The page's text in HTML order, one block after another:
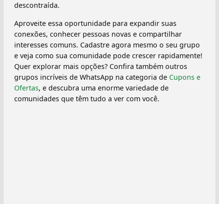
descontraída.
Aproveite essa oportunidade para expandir suas
conexões, conhecer pessoas novas e compartilhar
interesses comuns. Cadastre agora mesmo o seu grupo
e veja como sua comunidade pode crescer rapidamente!
Quer explorar mais opções? Confira também outros
grupos incríveis de WhatsApp na categoria de Cupons e
Ofertas, e descubra uma enorme variedade de
comunidades que têm tudo a ver com você.